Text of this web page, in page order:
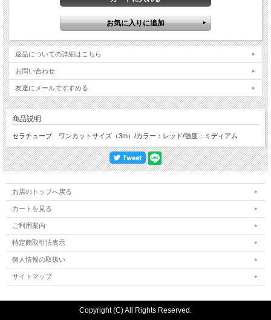
返品についての詳細はこちら
お問い合わせ
友達にメールですすめる
商品説明
セラチューブ ワンカットサイズ（3m）/カラー：レッド/強度：ミディアム
お店のトップへ戻る
カートを見る
ご利用案内
特定商取引法表示
個人情報の取扱い
サイトマップ
Copyright (C) All Rights Reserved.